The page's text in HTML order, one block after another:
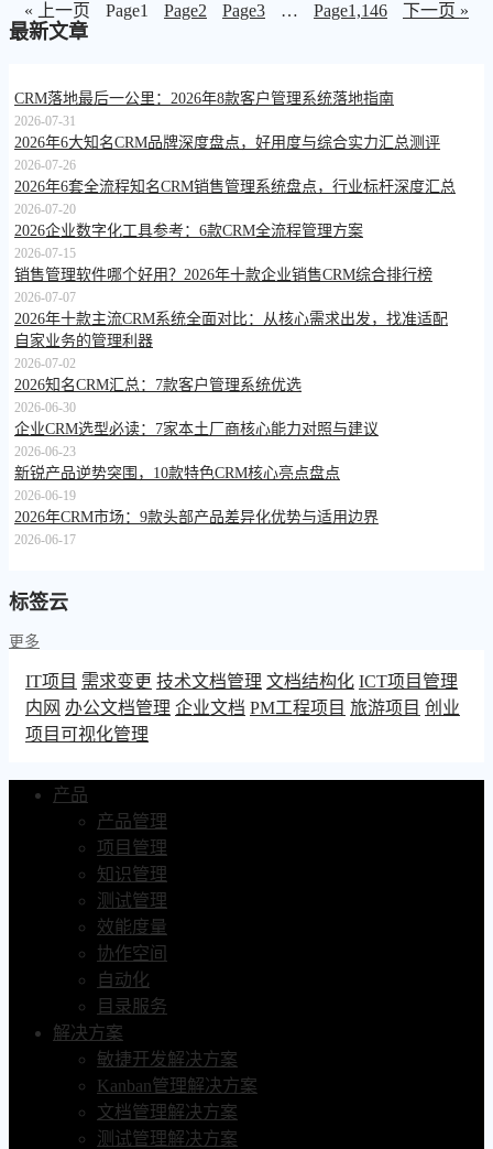
« 上一页 Page1 Page2 Page3 … Page1,146 下一页 »
最新文章
CRM落地最后一公里：2026年8款客户管理系统落地指南
2026-07-31
2026年6大知名CRM品牌深度盘点，好用度与综合实力汇总测评
2026-07-26
2026年6套全流程知名CRM销售管理系统盘点，行业标杆深度汇总
2026-07-20
2026企业数字化工具参考：6款CRM全流程管理方案
2026-07-15
销售管理软件哪个好用？2026年十款企业销售CRM综合排行榜
2026-07-07
2026年十款主流CRM系统全面对比：从核心需求出发，找准适配
自家业务的管理利器
2026-07-02
2026知名CRM汇总：7款客户管理系统优选
2026-06-30
企业CRM选型必读：7家本土厂商核心能力对照与建议
2026-06-23
新锐产品逆势突围，10款特色CRM核心亮点盘点
2026-06-19
2026年CRM市场：9款头部产品差异化优势与适用边界
2026-06-17
标签云
更多
IT项目 需求变更 技术文档管理 文档结构化 ICT项目管理
内网 办公文档管理 企业文档 PM工程项目 旅游项目 创业
项目可视化管理
产品
产品管理
项目管理
知识管理
测试管理
效能度量
协作空间
自动化
目录服务
解决方案
敏捷开发解决方案
Kanban管理解决方案
文档管理解决方案
测试管理解决方案